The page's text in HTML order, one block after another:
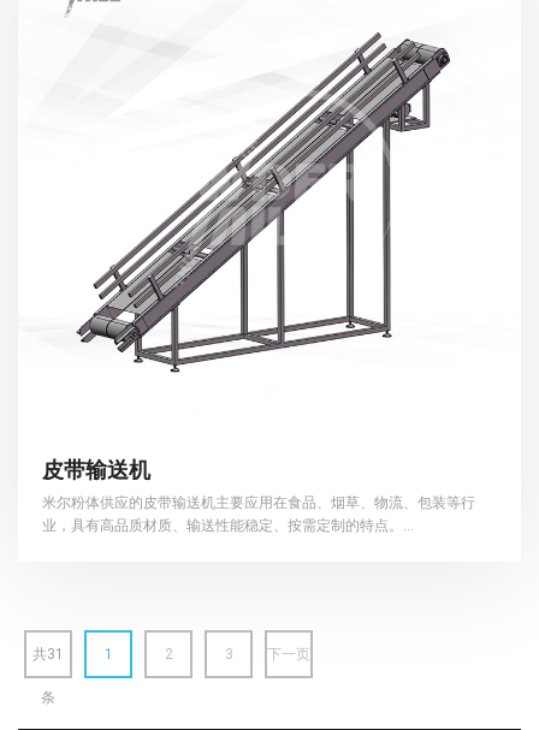
皮带输送机
米尔粉体供应的皮带输送机主要应用在食品、烟草、物流、包装等行
业，具有高品质材质、输送性能稳定、按需定制的特点。...
共31
条
1 2 3 下一页